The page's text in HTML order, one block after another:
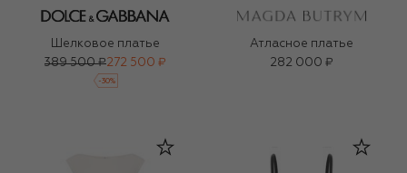
Шелковое платье
389 500 ₽272 500 ₽
-30%
Атласное платье
282 000 ₽